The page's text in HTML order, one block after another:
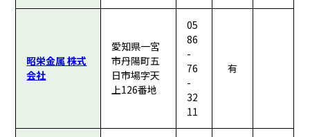
昭栄金属 株式
会社
愛知県一宮
市丹陽町五
日市場字天
上126番地
05
86
-
76
-
32
11
有